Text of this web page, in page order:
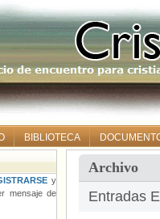
BIBLIOTECA
Archivo
Entradas
y
mensaje de